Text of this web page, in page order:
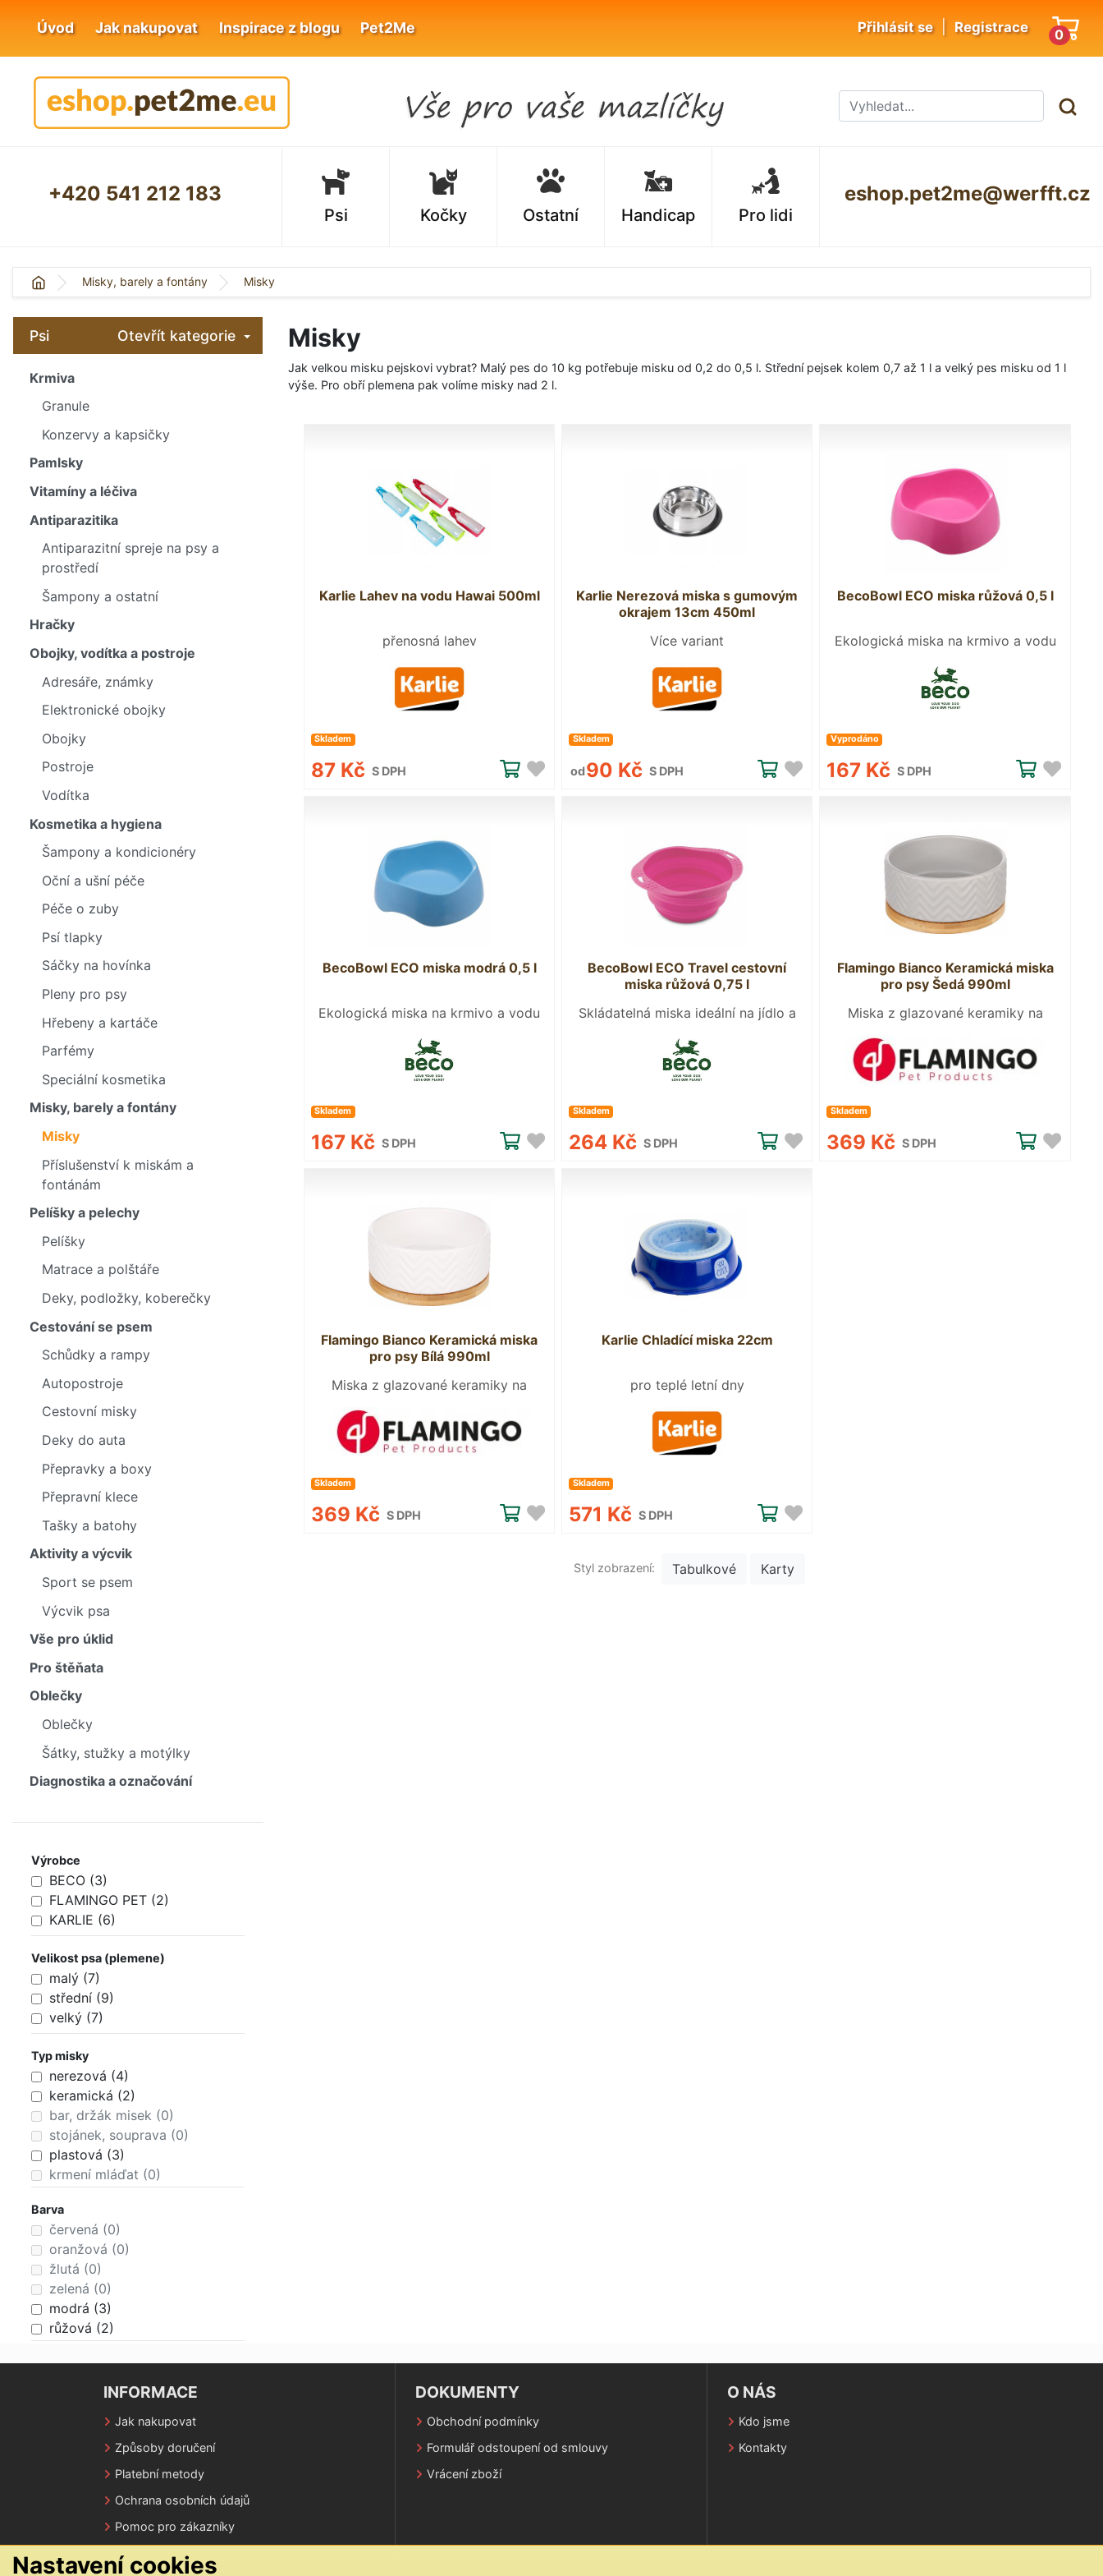
Nastavení cookies
Úvod Jak nakupovat Inspirace z blogu Pet2Me Přihlásit se| Registrace 0
+420 541 212 183
Psi Kočky Ostatní Handicap Pro lidi
eshop.pet2me@werfft.cz
Misky, barely a fontány Misky
Psi Otevřít kategorie
Krmiva
Granule
Konzervy a kapsičky
Pamlsky
Vitamíny a léčiva
Antiparazitika
Antiparazitní spreje na psy a
prostředí
Šampony a ostatní
Hračky
Obojky, vodítka a postroje
Adresáře, známky
Elektronické obojky
Obojky
Postroje
Vodítka
Kosmetika a hygiena
Šampony a kondicionéry
Oční a ušní péče
Péče o zuby
Psí tlapky
Sáčky na hovínka
Pleny pro psy
Hřebeny a kartáče
Parfémy
Speciální kosmetika
Misky, barely a fontány
Misky
Příslušenství k miskám a
fontánám
Pelíšky a pelechy
Pelíšky
Matrace a polštáře
Deky, podložky, koberečky
Cestování se psem
Schůdky a rampy
Autopostroje
Cestovní misky
Deky do auta
Přepravky a boxy
Přepravní klece
Tašky a batohy
Aktivity a výcvik
Sport se psem
Výcvik psa
Vše pro úklid
Pro štěňata
Oblečky
Oblečky
Šátky, stužky a motýlky
Diagnostika a označování
Výrobce
BECO (3)
FLAMINGO PET (2)
KARLIE (6)
Velikost psa (plemene)
malý (7)
střední (9)
velký (7)
Typ misky
nerezová (4)
keramická (2)
bar, držák misek (0)
stojánek, souprava (0)
plastová (3)
krmení mláďat (0)
Barva
červená (0)
oranžová (0)
žlutá (0)
zelená (0)
modrá (3)
růžová (2)
hnědá (0)
černá (0)
vícebarevná (0)
Misky
Jak velkou misku pejskovi vybrat? Malý pes do 10 kg potřebuje misku od 0,2 do 0,5 l. Střední pejsek kolem 0,7 až 1 l a velký pes misku od 1 l
výše. Pro obří plemena pak volíme misky nad 2 l.
Karlie Lahev na vodu Hawai 500ml
přenosná lahev
Skladem
87 Kč S DPH
Karlie Nerezová miska s gumovým
okrajem 13cm 450ml
Více variant
Skladem
od90 Kč S DPH
BecoBowl ECO miska růžová 0,5 l
Ekologická miska na krmivo a vodu
Vyprodáno
167 Kč S DPH
BecoBowl ECO miska modrá 0,5 l
Ekologická miska na krmivo a vodu
Skladem
167 Kč S DPH
BecoBowl ECO Travel cestovní
miska růžová 0,75 l
Skládatelná miska ideální na jídlo a
Skladem
264 Kč S DPH
Flamingo Bianco Keramická miska
pro psy Šedá 990ml
Miska z glazované keramiky na
Skladem
369 Kč S DPH
Flamingo Bianco Keramická miska
pro psy Bílá 990ml
Miska z glazované keramiky na
Skladem
369 Kč S DPH
Karlie Chladící miska 22cm
pro teplé letní dny
Skladem
571 Kč S DPH
Styl zobrazení: Tabulkové Karty
INFORMACE
Jak nakupovat
Způsoby doručení
Platební metody
Ochrana osobních údajů
Pomoc pro zákazníky
DOKUMENTY
Obchodní podmínky
Formulář odstoupení od smlouvy
Vrácení zboží
O NÁS
Kdo jsme
Kontakty